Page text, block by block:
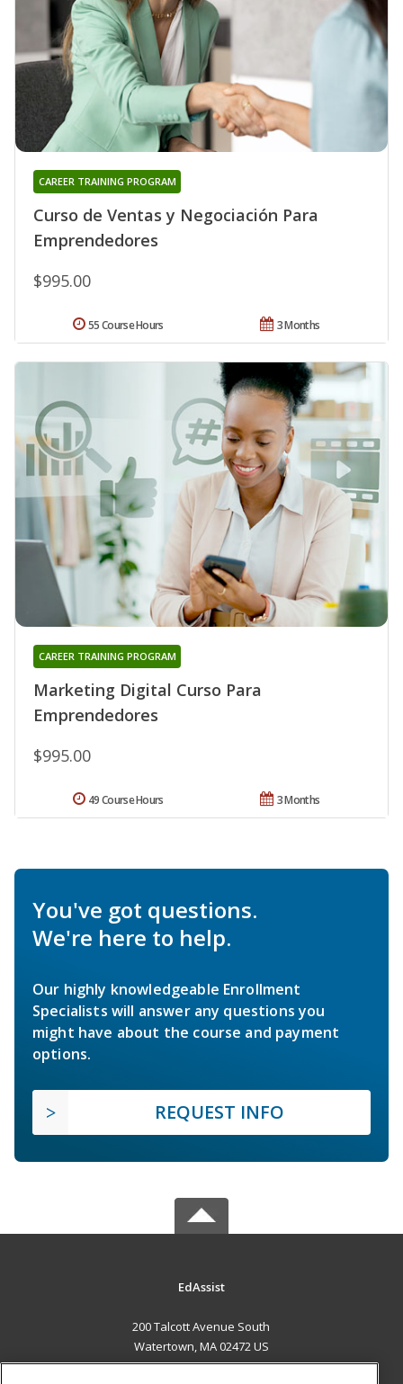
Curso de Ventas y Negociación Para
Emprendedores
CAREER TRAINING PROGRAM
$995.00
3 Months
55 Course Hours
Marketing Digital Curso Para
Emprendedores
CAREER TRAINING PROGRAM
$995.00
3 Months
49 Course Hours
You've got questions.
We're here to help.
Our highly knowledgeable Enrollment
Specialists will answer any questions you
might have about the course and payment
options.
REQUEST INFO
EdAssist
200 Talcott Avenue South
Watertown, MA 02472 US